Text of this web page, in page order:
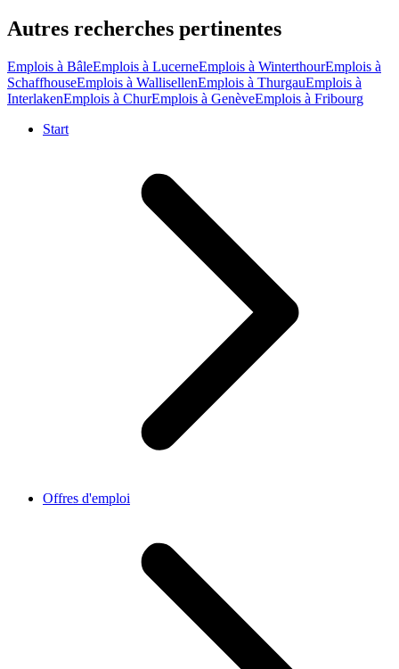
Autres recherches pertinentes
Emplois à BâleEmplois à LucerneEmplois à WinterthourEmplois à
SchaffhouseEmplois à WallisellenEmplois à ThurgauEmplois à
InterlakenEmplois à ChurEmplois à GenèveEmplois à Fribourg
Start
Offres d'emploi